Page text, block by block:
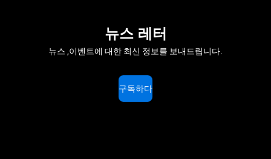
뉴스 레터
뉴스 ,이벤트에 대한 최신 정보를 보내드립니다.
구독하다